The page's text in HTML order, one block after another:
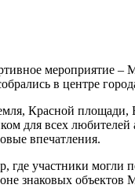
мероприятие
в центре
Красной
для всех
впечатления.
где участники
знаковых объектов